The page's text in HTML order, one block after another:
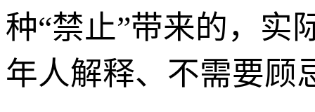
种“禁止”带来的，
年人解释、不需要顾